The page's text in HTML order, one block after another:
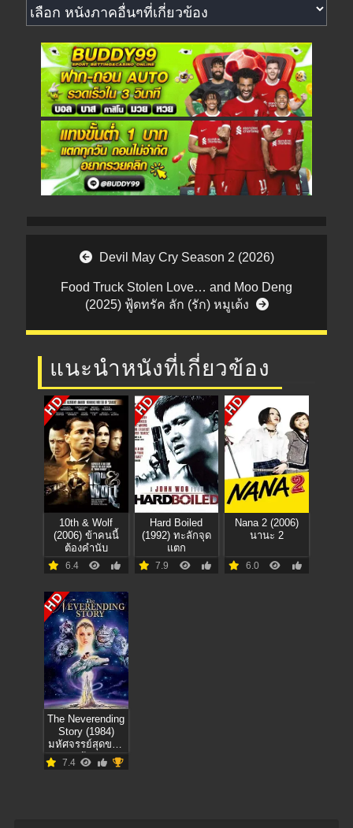
Post navigationDevil May Cry Season 2 (2026)
Food Truck Stolen Love… and Moo Deng
(2025) ฟู้ดทรัค ลัก (รัก) หมูเด้ง
แนะนำหนังที่เกี่ยวข้อง
HD
10th & Wolf
(2006) ข้าคนนี้
ต้องคำนับ
6.4
HD
Hard Boiled
(1992) ทะลักจุด
แตก
7.9
HD
Nana 2 (2006)
นานะ 2
6.0
HD
The Neverending
Story (1984)
มหัศจรรย์สุดขอบ
ฟ้า
7.4